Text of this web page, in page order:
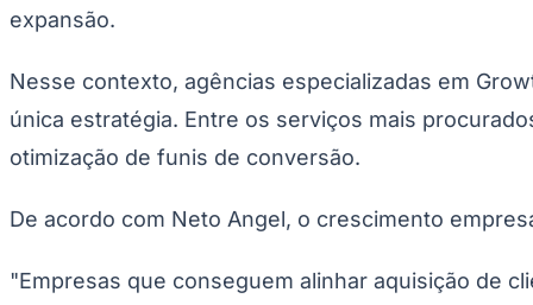
expansão.
Nesse contexto, agências especializadas em
única estratégia. Entre os serviços mais
otimização de funis de conversão.
De acordo com Neto Angel, o crescimento
"Empresas que conseguem alinhar aquisição de